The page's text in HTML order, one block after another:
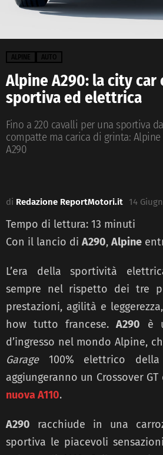
ALPINE AUTO
Alpine A290: la city car
sportiva ed elettrica
Fino a 220 cavalli per una sportiva
compatte ma carica di grinta:
A290
di Redazione ReportMotori.it 14
Tempo di lettura: 13 minuti
Con il lancio di A290, Alpine
L’era della sportività
sempre nel rispetto dei tre
prestazioni, agilità e
how tutto francese.A290 è
d’ingresso nel mondo Alpine,
Garage100% elettrico
aggiungeranno un Crossover
nuova A110.
A290 racchiude in una
sportiva le piacevoli